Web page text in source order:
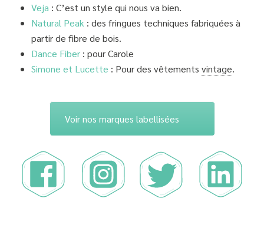
Veja : C’est un style qui nous va bien.
Natural Peak : des fringues techniques fabriquées à
partir de fibre de bois.
Dance Fiber: pour Carole
Simone et Lucette : Pour des vêtements vintage.
Voir nos marques labellisées